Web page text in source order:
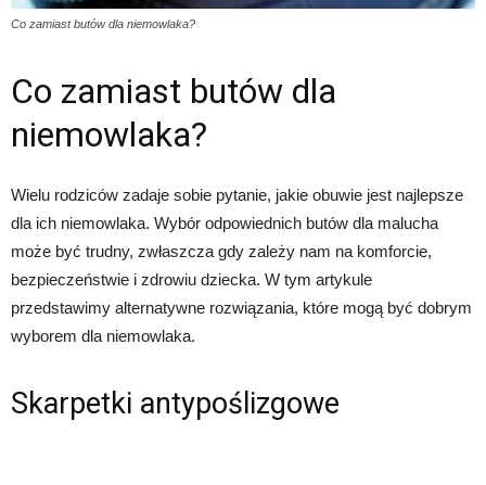
Co zamiast butów dla niemowlaka?
Co zamiast butów dla
niemowlaka?
Wielu rodziców zadaje sobie pytanie, jakie obuwie jest najlepsze
dla ich niemowlaka. Wybór odpowiednich butów dla malucha
może być trudny, zwłaszcza gdy zależy nam na komforcie,
bezpieczeństwie i zdrowiu dziecka. W tym artykule
przedstawimy alternatywne rozwiązania, które mogą być dobrym
wyborem dla niemowlaka.
Skarpetki antypoślizgowe